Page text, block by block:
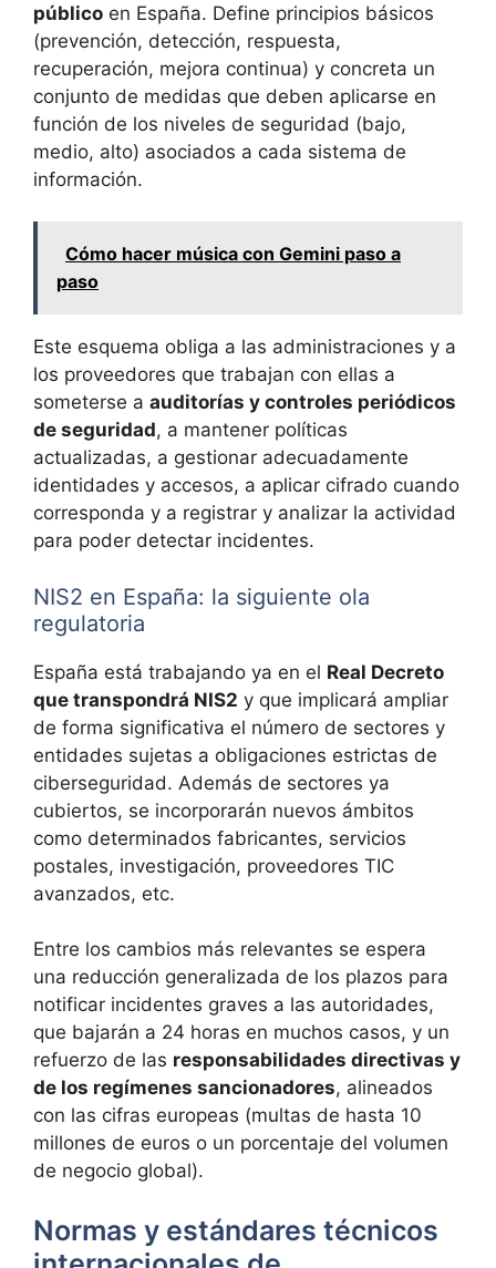
público en España. Define principios básicos
(prevención, detección, respuesta,
recuperación, mejora continua) y concreta un
conjunto de medidas que deben aplicarse en
función de los niveles de seguridad (bajo,
medio, alto) asociados a cada sistema de
información.
Cómo hacer música con Gemini paso a
paso
Este esquema obliga a las administraciones y a
los proveedores que trabajan con ellas a
someterse a auditorías y controles periódicos
de seguridad, a mantener políticas
actualizadas, a gestionar adecuadamente
identidades y accesos, a aplicar cifrado cuando
corresponda y a registrar y analizar la actividad
para poder detectar incidentes.
NIS2 en España: la siguiente ola
regulatoria
España está trabajando ya en el Real Decreto
que transpondrá NIS2 y que implicará ampliar
de forma significativa el número de sectores y
entidades sujetas a obligaciones estrictas de
ciberseguridad. Además de sectores ya
cubiertos, se incorporarán nuevos ámbitos
como determinados fabricantes, servicios
postales, investigación, proveedores TIC
avanzados, etc.
Entre los cambios más relevantes se espera
una reducción generalizada de los plazos para
notificar incidentes graves a las autoridades,
que bajarán a 24 horas en muchos casos, y un
refuerzo de las responsabilidades directivas y
de los regímenes sancionadores, alineados
con las cifras europeas (multas de hasta 10
millones de euros o un porcentaje del volumen
de negocio global).
Normas y estándares técnicos